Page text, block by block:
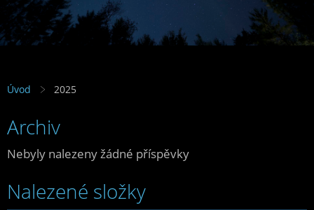
Úvod 2025
Archiv
Nebyly nalezeny žádné příspěvky
Nalezené složky